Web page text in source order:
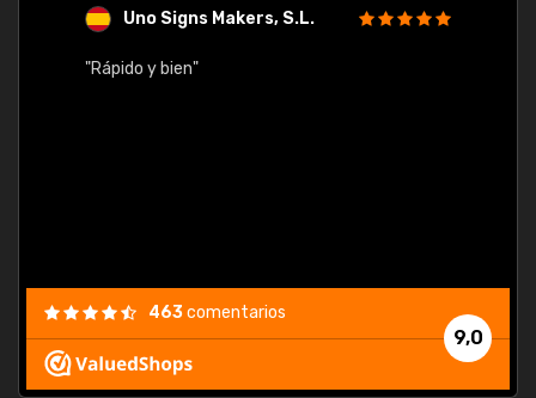
Uno Signs Makers, S.L.
"Rápido y bien"
9,0
463comentarios